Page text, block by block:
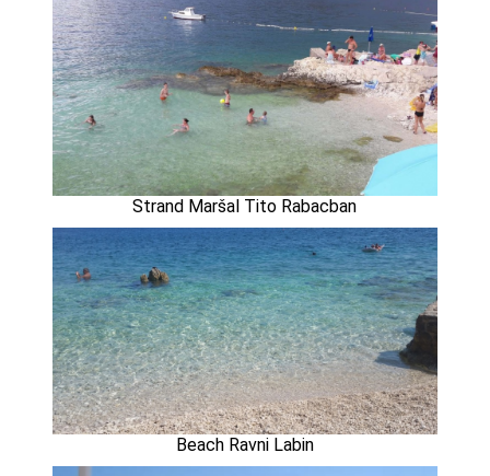
Strand Maršal Tito Rabacban
Beach Ravni Labin